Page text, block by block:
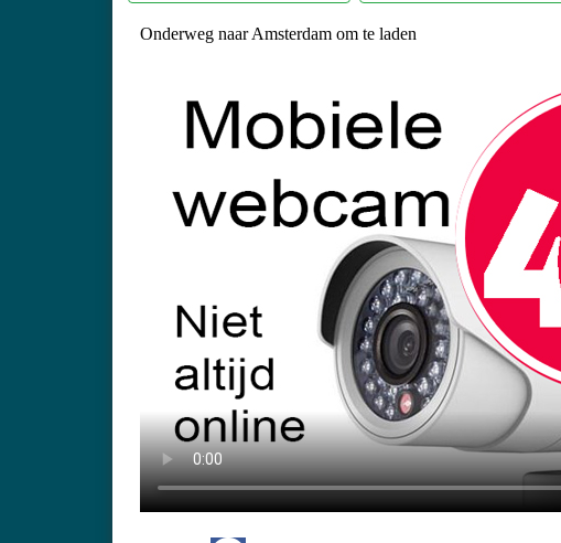
Onderweg naar Amsterdam om te laden